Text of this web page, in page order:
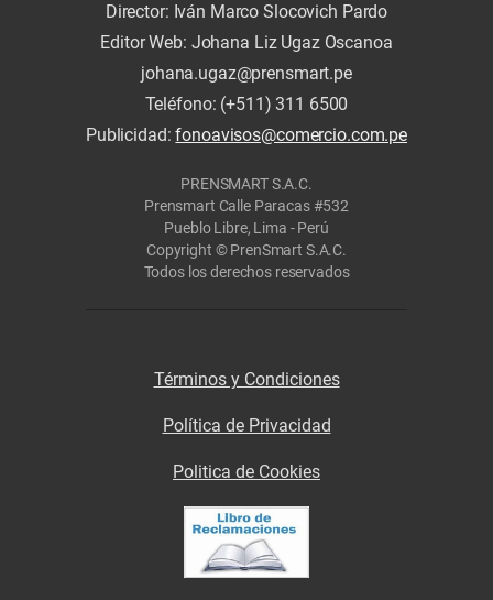
Director: Iván Marco Slocovich Pardo
Editor Web: Johana Liz Ugaz Oscanoa
johana.ugaz@prensmart.pe
Teléfono: (+511) 311 6500
Publicidad:fonoavisos@comercio.com.pe
PRENSMART S.A.C.
Prensmart Calle Paracas #532
Pueblo Libre, Lima - Perú
Copyright © PrenSmart S.A.C.
Todos los derechos reservados
Términos y Condiciones
Política de Privacidad
Politica de Cookies